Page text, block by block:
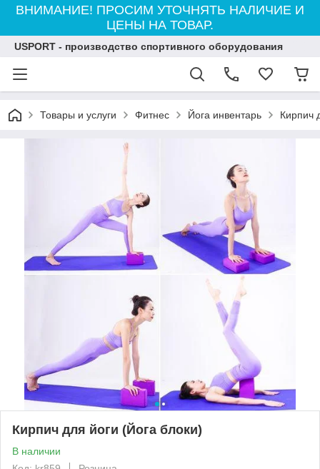
ВНИМАНИЕ! ПРОСИМ УТОЧНЯТЬ НАЛИЧИЕ И
ЦЕНЫ НА ТОВАР.
USPORT - производство спортивного оборудования
Товары и услуги Фитнес Йога инвентарь Кирпич
Кирпич для йоги (Йога блоки)
В наличии